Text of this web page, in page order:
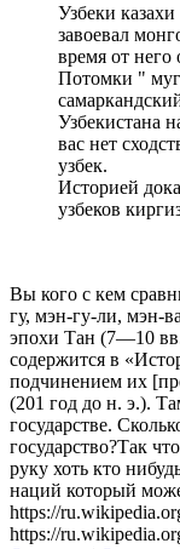
Узбеки
завоевал
время от
Потомки "
Узбекистана
вас нет
узбек.
Историей
узбеков
Вы кого с кем
гу, мэн-гу-ли, мэн-
эпохи Тан (7—10
содержится в
подчинением их
(201 год до н. э.).
государстве.
государство?Так
руку хоть кто
наций который
https://
https://